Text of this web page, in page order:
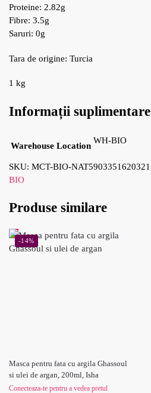
Proteine: 2.82g
Fibre: 3.5g
Saruri: 0g
Tara de origine: Turcia
1 kg
Informații suplimentare
Warehouse Location
WH-BIO
SKU: MCT-BIO-NAT5903351620321
BIO
Produse similare
-14%
Masca pentru fata cu argila Ghassoul
si ulei de argan, 200ml, Isha
Conecteaza-te pentru a vedea pretul